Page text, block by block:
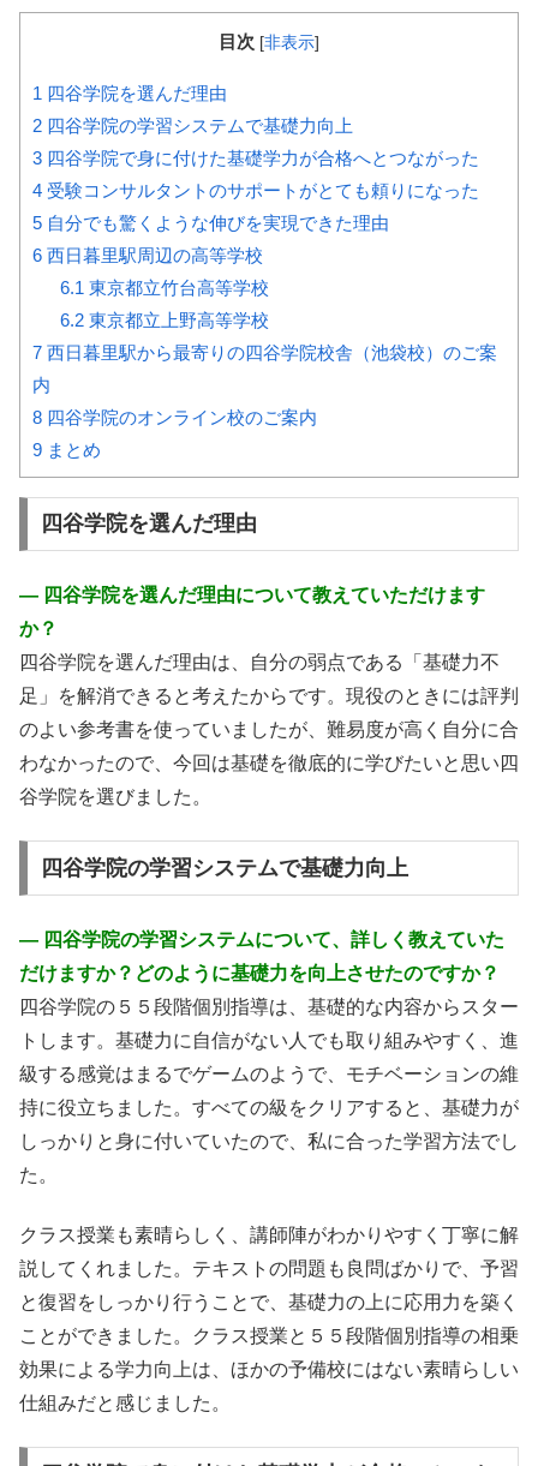
目次 [非表示]
1 四谷学院を選んだ理由
2 四谷学院の学習システムで基礎力向上
3 四谷学院で身に付けた基礎学力が合格へとつながった
4 受験コンサルタントのサポートがとても頼りになった
5 自分でも驚くような伸びを実現できた理由
6 西日暮里駅周辺の高等学校
6.1 東京都立竹台高等学校
6.2東京都立上野高等学校
7 西日暮里駅から最寄りの四谷学院校舎（池袋校）のご案
内
8 四谷学院のオンライン校のご案内
9 まとめ
四谷学院を選んだ理由
― 四谷学院を選んだ理由について教えていただけます
か？
四谷学院を選んだ理由は、自分の弱点である「基礎力不
足」を解消できると考えたからです。現役のときには評判
のよい参考書を使っていましたが、難易度が高く自分に合
わなかったので、今回は基礎を徹底的に学びたいと思い四
谷学院を選びました。
四谷学院の学習システムで基礎力向上
― 四谷学院の学習システムについて、詳しく教えていた
だけますか？どのように基礎力を向上させたのですか？
四谷学院の５５段階個別指導は、基礎的な内容からスター
トします。基礎力に自信がない人でも取り組みやすく、進
級する感覚はまるでゲームのようで、モチベーションの維
持に役立ちました。すべての級をクリアすると、基礎力が
しっかりと身に付いていたので、私に合った学習方法でし
た。
クラス授業も素晴らしく、講師陣がわかりやすく丁寧に解
説してくれました。テキストの問題も良問ばかりで、予習
と復習をしっかり行うことで、基礎力の上に応用力を築く
ことができました。クラス授業と５５段階個別指導の相乗
効果による学力向上は、ほかの予備校にはない素晴らしい
仕組みだと感じました。